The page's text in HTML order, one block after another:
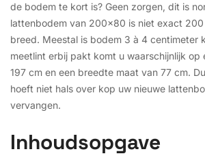
de bodem te kort is? Geen zorgen, dit is
lattenbodem van 200x80 is niet exact
breed. Meestal is bodem 3 à 4 centimeter
meetlint erbij pakt komt u waarschijnlijk op
197 cm en een breedte maat van 77 cm.
hoeft niet hals over kop uw nieuwe
vervangen.
Inhoudsopgave